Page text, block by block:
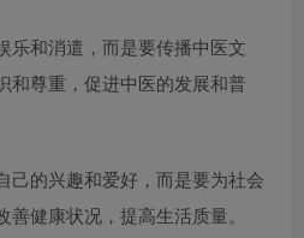
乐和消遣，而是要传播中医文
和尊重，促进中医的发展和普
己的兴趣和爱好，而是要为社会
健康状况，提高生活质量。